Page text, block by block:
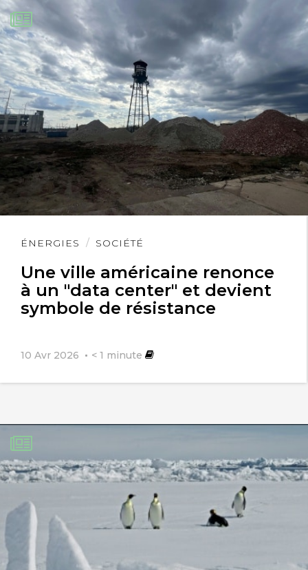
ÉNERGIES SOCIÉTÉ
Une ville américaine renonce
à un "data center" et devient
symbole de résistance
10 Avr 2026 < 1 minute
Lire